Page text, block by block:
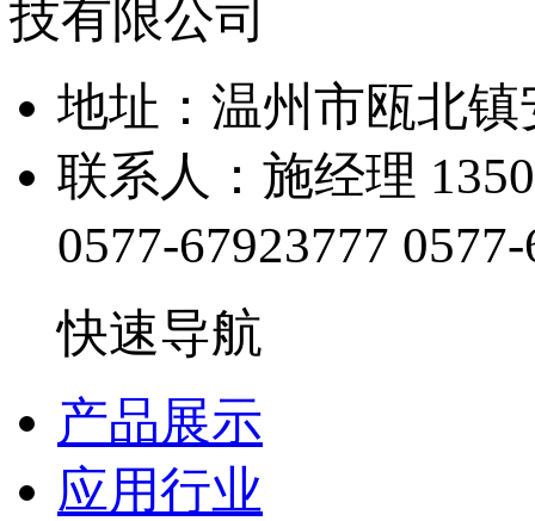
地址：温州市瓯北
联系人：施经理
0577-67923777
快速导航
产品展示
应用行业